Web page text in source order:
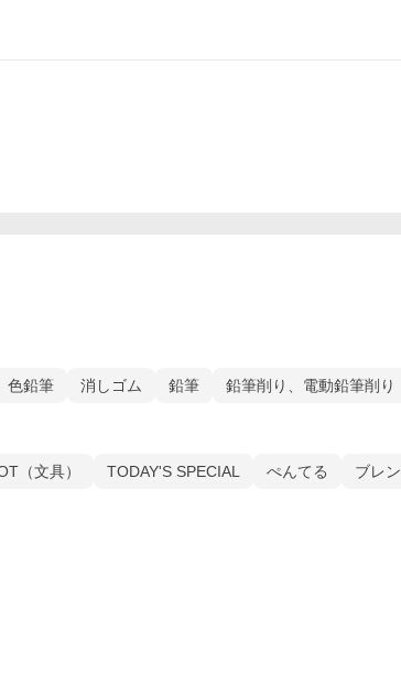
色鉛筆 消しゴム 鉛筆 鉛筆削り、電動鉛筆削り
（文具） TODAY'S SPECIAL ぺんてる ブレン